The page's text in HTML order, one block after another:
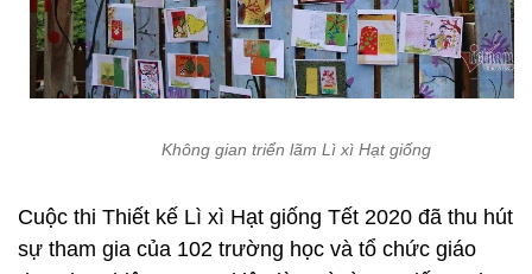
Không gian triển lãm Lì xì Hạt giống
Cuộc thi Thiết kế Lì xì Hạt giống Tết 2020 đã thu hút
sự tham gia của 102 trường học và tổ chức giáo